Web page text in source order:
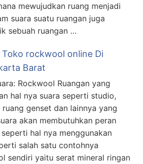
mewujudkan ruang menjadi
suara suatu ruangan juga
sebuah ruangan …
rockwool online Di
Barat
Rockwool Ruangan yang
hal nya suara seperti studio,
genset dan lainnya yang
akan membutuhkan peran
hal nya menggunakan
salah satu contohnya
sendiri yaitu serat mineral ringan